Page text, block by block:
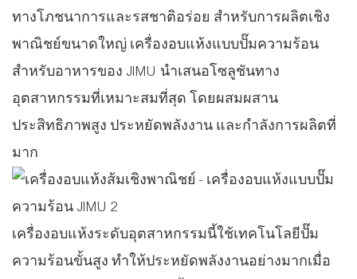
ทางโภชนาการและรสชาติอร่อย สำหรับการผลิตเชิง
พาณิชย์ขนาดใหญ่ เครื่องอบแห้งแบบปั๊มความร้อน
สำหรับอาหารของ JIMU นำเสนอโซลูชันทาง
อุตสาหกรรมที่เหมาะสมที่สุด โดยผสมผสาน
ประสิทธิภาพสูง ประหยัดพลังงาน และกำลังการผลิตที่
มาก
เครื่องอบแห้งระดับอุตสาหกรรมนี้ใช้เทคโนโลยีปั๊ม
ความร้อนขั้นสูง ทำให้ประหยัดพลังงานอย่างมากเมื่อ